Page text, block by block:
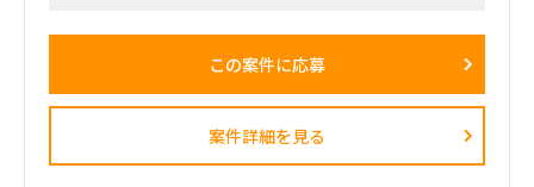
Salesforce（SFA/CRM）の導入、カスタマイズ、および詳細設
Apex、Visualforce、Lightning Web Components（LWC）な
この案件に応募
案件詳細を見る